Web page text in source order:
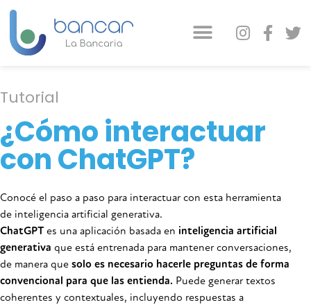
Tutorial
¿Cómo interactuar
con ChatGPT?
Conocé el paso a paso para interactuar con esta herramienta
de inteligencia artificial generativa.
ChatGPT es una aplicación basada en inteligencia artificial
generativa que está entrenada para mantener conversaciones,
de manera que solo es necesario hacerle preguntas de forma
convencional para que las entienda. Puede generar textos
coherentes y contextuales, incluyendo respuestas a